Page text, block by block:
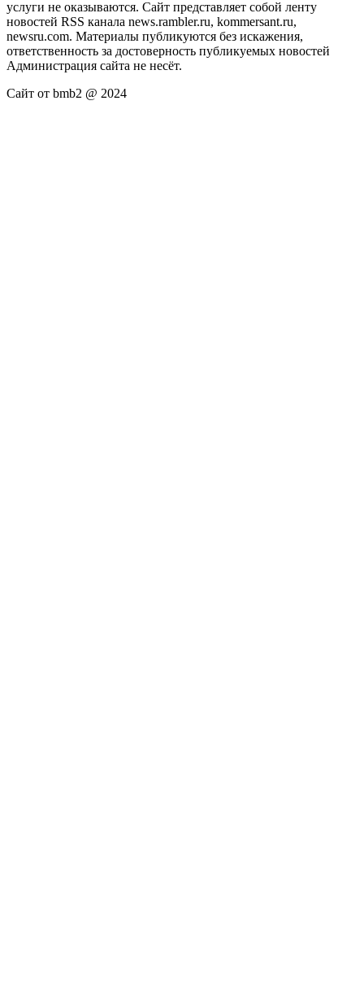
услуги не оказываются. Сайт представляет собой ленту
новостей RSS канала news.rambler.ru, kommersant.ru,
newsru.com. Материалы публикуются без искажения,
ответственность за достоверность публикуемых новостей
Администрация сайта не несёт.
Сайт от bmb2 @ 2024